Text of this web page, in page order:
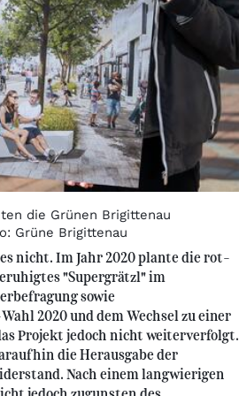
die Grünen Brigittenau
Grüne Brigittenau
nicht. Im Jahr 2020 plante die rot-
"Supergrätzl" im
sowie
2020 und dem Wechsel zu einer
Projekt jedoch nicht weiterverfolgt.
die Herausgabe der
Nach einem langwierigen